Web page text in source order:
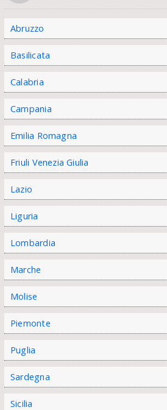
Abruzzo
Basilicata
Calabria
Campania
Emilia Romagna
Friuli Venezia Giulia
Lazio
Liguria
Lombardia
Marche
Molise
Piemonte
Puglia
Sardegna
Sicilia